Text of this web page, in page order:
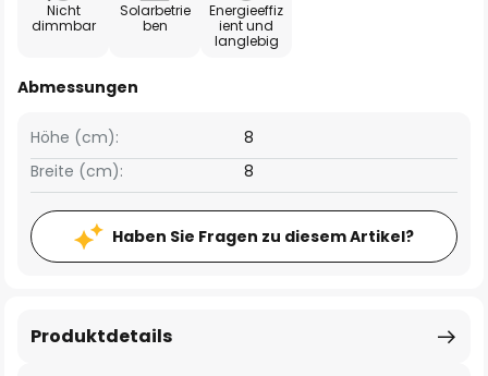
Nicht
dimmbar
Solarbetrie
ben
Energieeffiz
ient und
langlebig
Abmessungen
Breite (cm): 8
Höhe (cm): 8
Haben Sie Fragen zu diesem Artikel?
Produktdetails